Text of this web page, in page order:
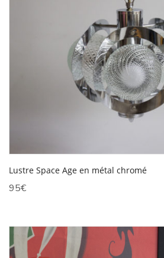
Lustre Space Age en métal chromé
95€